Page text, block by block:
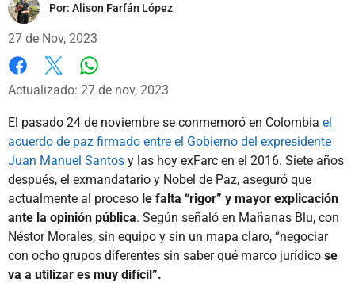
Por: Alison Farfán López
27 de Nov, 2023
Facebook
X
Actualizado: 27 de nov, 2023
El pasado 24 de noviembre se conmemoró en Colombia el
acuerdo de paz firmado entre el Gobierno del expresidente
Juan Manuel Santos y las hoy exFarc en el 2016. Siete años
después, el exmandatario y Nobel de Paz, aseguró que
actualmente al proceso le falta “rigor” y mayor explicación
ante la opinión pública. Según señaló en Mañanas Blu, con
Néstor Morales, sin equipo y sin un mapa claro, “negociar
con ocho grupos diferentes sin saber qué marco jurídico se
va a utilizar es muy difícil”.